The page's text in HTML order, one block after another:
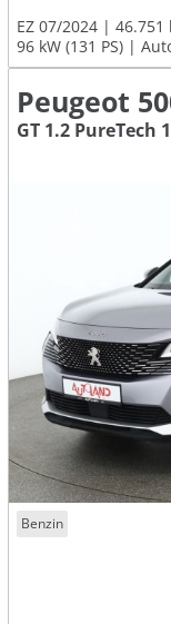
EZ 07/2024
46.751
96 kW (131 PS)
Peugeot
GT 1.2 PureTech
Benzin